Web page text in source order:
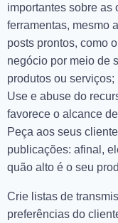
importantes sobre as
ferramentas, mesmo
posts prontos, como
negócio por meio de
produtos ou serviços;
Use e abuse do
favorece o alcance
Peça aos seus
publicações: afinal,
quão alto é o seu
Crie listas de
preferências do